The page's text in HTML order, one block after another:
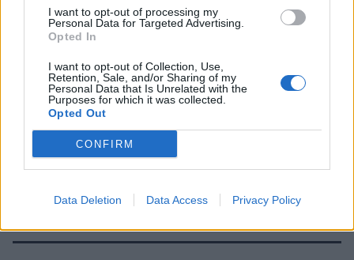
I want to opt-out of processing my
Personal Data for Targeted Advertising.
Opted In
I want to opt-out of Collection, Use,
Retention, Sale, and/or Sharing of my
Personal Data that Is Unrelated with the
Purposes for which it was collected.
Opted Out
CONFIRM
Data Deletion Data Access Privacy Policy
Florjan Matej Skornšek, predsednik
Turističnega društva Skorno Srečko Stropnik in
vojne za Slovenijo Šoštanj Leon Stropnik položili
venec k obeležju vojne za Slovenijo v
Kajuhovem parku v Šoštanju.